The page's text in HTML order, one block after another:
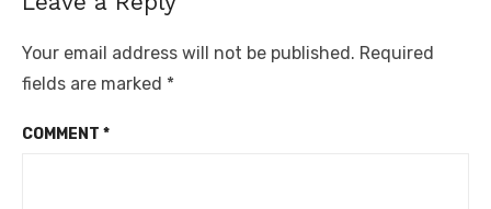
Your email address will not be published. Required
fields are marked *
COMMENT *